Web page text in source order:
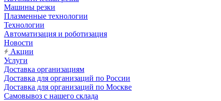
Машины резки
Плазменные технологии
Технологии
Автоматизация и роботизация
Новости
Акции
Услуги
Доставка организациям
Доставка для организаций по России
Доставка для организаций по Москве
Самовывоз с нашего склада